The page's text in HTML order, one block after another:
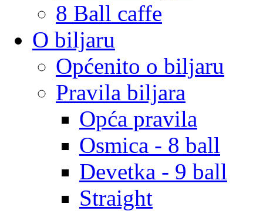
8 Ball caffe
O biljaru
Općenito o biljaru
Pravila biljara
Opća pravila
Osmica - 8 ball
Devetka - 9 ball
Straight